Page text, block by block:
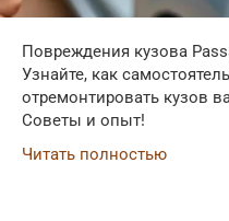
Повреждения кузова
Узнайте, как
отремонтировать кузов
Советы и опыт!
Читать полностью